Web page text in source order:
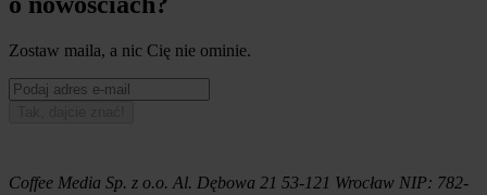
Zostaw maila, a nic Cię nie ominie.
Coffee Media Sp. z o.o. Al. Dębowa 21 53-121 Wrocław NIP: 782-